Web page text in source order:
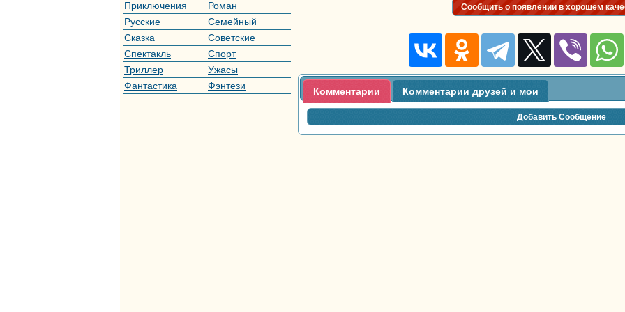
Приключения
Роман
Русские
мультфильмы
Семейный
Сказка
Советские
мультфильмы
Спектакль
Спорт
Триллер
Ужасы
Фантастика
Фэнтези
Сообщить о появлении в хорошем
Комментарии Комментарии друзей и мои
Добавить Сообщение